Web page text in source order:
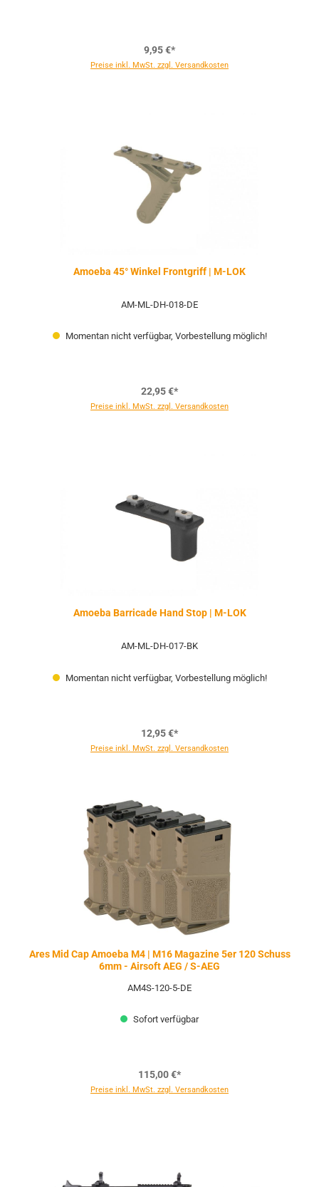
9,95 €*
Preise inkl. MwSt. zzgl. Versandkosten
Amoeba 45° Winkel Frontgriff | M-LOK
AM-ML-DH-018-DE
Momentan nicht verfügbar, Vorbestellung möglich!
22,95 €*
Preise inkl. MwSt. zzgl. Versandkosten
Amoeba Barricade Hand Stop | M-LOK
AM-ML-DH-017-BK
Momentan nicht verfügbar, Vorbestellung möglich!
12,95 €*
Preise inkl. MwSt. zzgl. Versandkosten
Ares Mid Cap Amoeba M4 | M16 Magazine 5er 120 Schuss
6mm - Airsoft AEG / S-AEG
AM4S-120-5-DE
Sofort verfügbar
115,00 €*
Preise inkl. MwSt. zzgl. Versandkosten